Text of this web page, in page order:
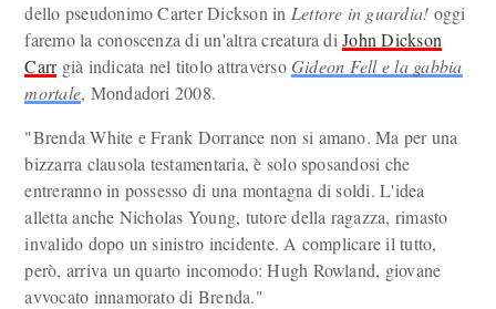
dello pseudonimo Carter Dickson in Lettore in guardia! oggi
faremo la conoscenza di un'altra creatura diJohn Dickson
Carrgià indicata nel titolo attraverso Gideon Fell e la gabbia
mortale, Mondadori 2008.
"Brenda White e Frank Dorrance non si amano. Ma per una
bizzarra clausola testamentaria, è solo sposandosi che
entreranno in possesso di una montagna di soldi. L'idea
alletta anche Nicholas Young, tutore della ragazza, rimasto
invalido dopo un sinistro incidente. A complicare il tutto,
però, arriva un quarto incomodo: Hugh Rowland, giovane
avvocato innamorato di Brenda."